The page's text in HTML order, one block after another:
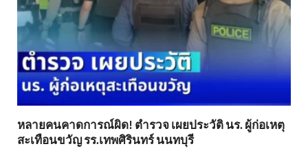
หลายคนคาดการณ์ผิด! ตำรวจ เผยประวัติ นร. ผู้ก่อเหตุ
สะเทือนขวัญ รร.เทพศิรินทร์ นนทบุรี